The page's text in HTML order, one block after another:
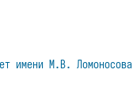
имени М.В. Ломоносова